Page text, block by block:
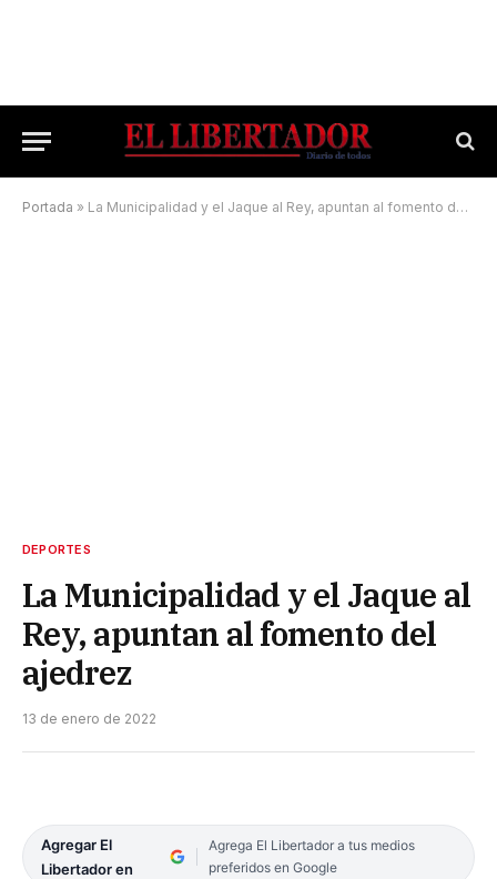
Portada » La Municipalidad y el Jaque al Rey, apuntan al fomento del ajedrez
DEPORTES
La Municipalidad y el Jaque al
Rey, apuntan al fomento del
ajedrez
13 de enero de 2022
Agregar El
Libertador en
Agrega El Libertador a tus medios
preferidos en Google